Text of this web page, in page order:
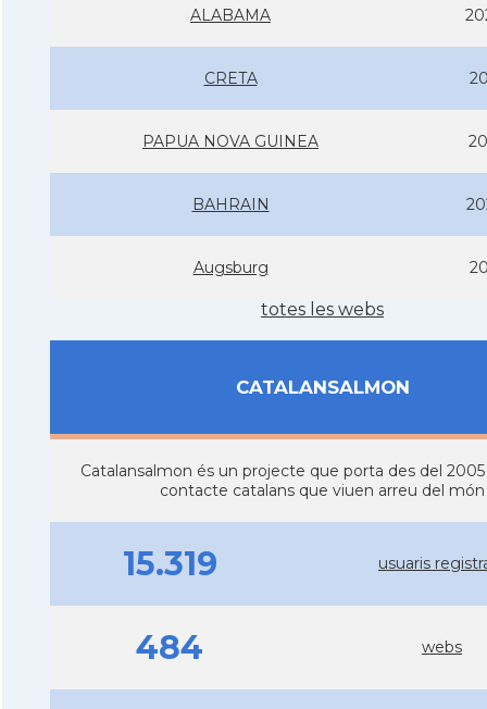
ALABAMA
CRETA
PAPUA NOVA GUINEA
BAHRAIN
Augsburg
totes les webs
CATALANSALMON
Catalansalmon és un projecte que porta des del
contacte catalans que viuen arreu del món
15.319 usuaris
484 webs